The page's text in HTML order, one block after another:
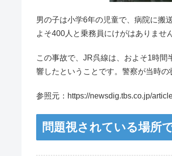
男の子は小学6年の児童で、病院に搬
よそ400人と乗務員にけがはありませ
この事故で、JR呉線は、およそ1時
響したということです。警察が当時の
参照元：https://newsdig.tbs.co.jp/
問題視されている場所